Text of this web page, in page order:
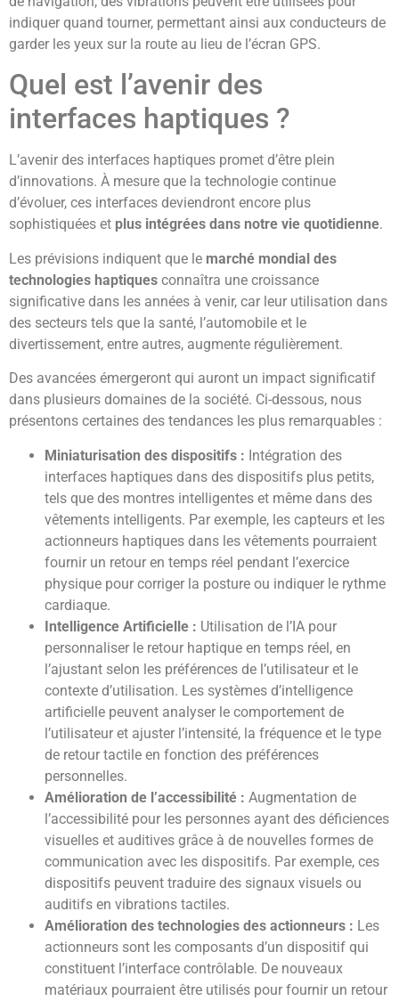
indiquer quand tourner, permettant ainsi aux conducteurs de
garder les yeux sur la route au lieu de l’écran GPS.
Quel est l’avenir des
interfaces haptiques ?
L’avenir des interfaces haptiques promet d’être plein
d’innovations. À mesure que la technologie continue
d’évoluer, ces interfaces deviendront encore plus
sophistiquées et plus intégrées dans notre vie quotidienne.
Les prévisions indiquent que le marché mondial des
technologies haptiques connaîtra une croissance
significative dans les années à venir, car leur utilisation dans
des secteurs tels que la santé, l’automobile et le
divertissement, entre autres, augmente régulièrement.
Des avancées émergeront qui auront un impact significatif
dans plusieurs domaines de la société. Ci-dessous, nous
présentons certaines des tendances les plus remarquables :
Miniaturisation des dispositifs : Intégration des
interfaces haptiques dans des dispositifs plus petits,
tels que des montres intelligentes et même dans des
vêtements intelligents. Par exemple, les capteurs et les
actionneurs haptiques dans les vêtements pourraient
fournir un retour en temps réel pendant l’exercice
physique pour corriger la posture ou indiquer le rythme
cardiaque.
Intelligence Artificielle : Utilisation de l’IA pour
personnaliser le retour haptique en temps réel, en
l’ajustant selon les préférences de l’utilisateur et le
contexte d’utilisation. Les systèmes d’intelligence
artificielle peuvent analyser le comportement de
l’utilisateur et ajuster l’intensité, la fréquence et le type
de retour tactile en fonction des préférences
personnelles.
Amélioration de l’accessibilité : Augmentation de
l’accessibilité pour les personnes ayant des déficiences
visuelles et auditives grâce à de nouvelles formes de
communication avec les dispositifs. Par exemple, ces
dispositifs peuvent traduire des signaux visuels ou
auditifs en vibrations tactiles.
Amélioration des technologies des actionneurs : Les
actionneurs sont les composants d’un dispositif qui
constituent l’interface contrôlable. De nouveaux
matériaux pourraient être utilisés pour fournir un retour